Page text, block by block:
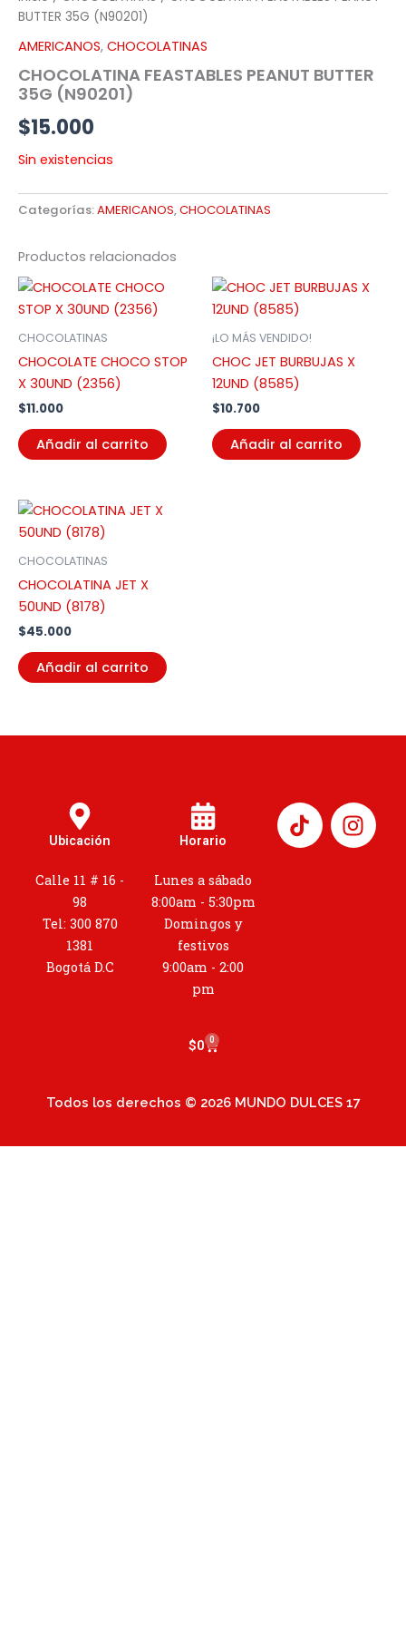
BUTTER 35G (N90201)
AMERICANOS, CHOCOLATINAS
CHOCOLATINA FEASTABLES PEANUT BUTTER
35G (N90201)
$15.000
Sin existencias
Categorías:AMERICANOS,CHOCOLATINAS
Productos relacionados
CHOCOLATINAS
CHOCOLATE CHOCO STOP
X 30UND (2356)
$11.000
Añadir al carrito
¡LO MÁS VENDIDO!
CHOC JET BURBUJAS X
12UND (8585)
$10.700
Añadir al carrito
CHOCOLATINAS
CHOCOLATINA JET X
50UND (8178)
$45.000
Añadir al carrito
Ubicación
Calle 11 # 16 -
98
Tel: 300 870
1381
Bogotá D.C
Horario
Lunes a sábado
8:00am - 5:30pm
Domingos y
festivos
9:00am - 2:00
pm
I
n
s
$0 0
Cart
Todos los derechos © 2026 MUNDO DULCES 17